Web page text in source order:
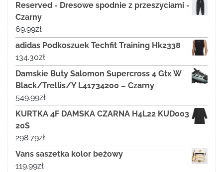
Reserved - Dresowe spodnie z przeszyciami -
Czarny
69.99zł
adidas Podkoszuek Techfit Training Hk2338
134.30zł
Damskie Buty Salomon Supercross 4 Gtx W
Black/Trellis/Y L41734200 – Czarny
549.99zł
KURTKA 4F DAMSKA CZARNA H4L22 KUD003
20S
298.79zł
Vans saszetka kolor beżowy
119.99zł